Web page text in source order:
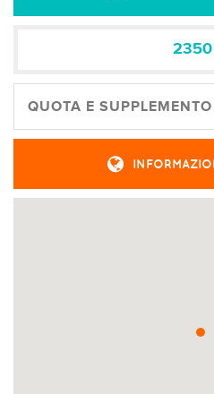
2350
QUOTA E SUPPLEMENTO